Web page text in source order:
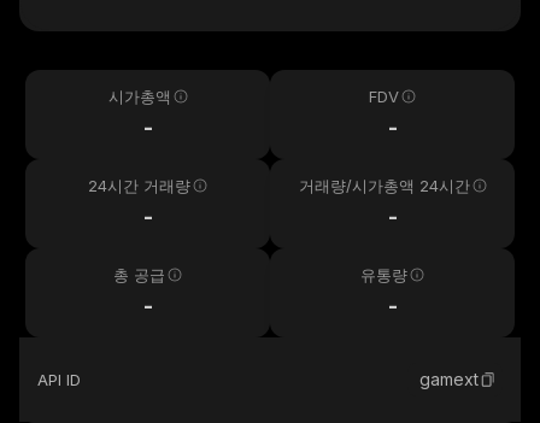
시가총액
-
FDV
-
24시간 거래량
-
거래량/시가총액 24시간
-
총 공급
-
유통량
-
API ID gamext